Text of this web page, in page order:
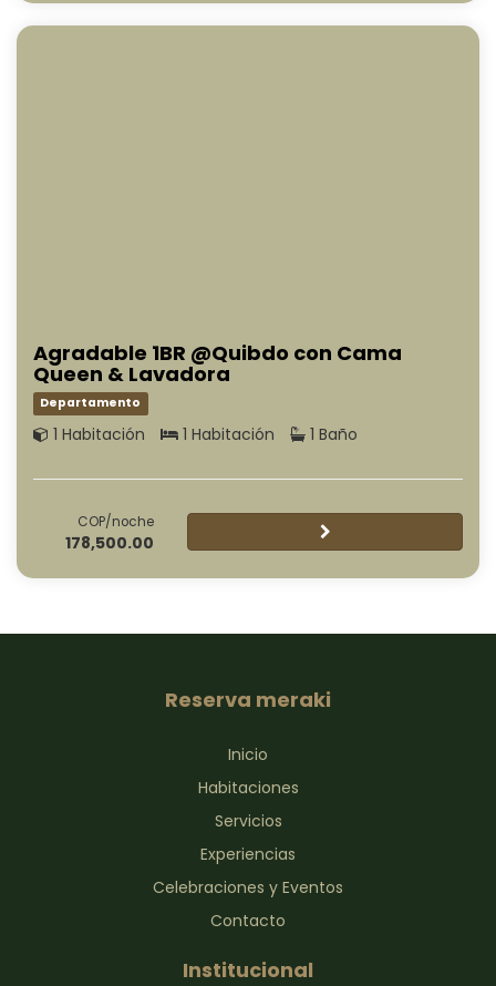
Agradable 1BR @Quibdo con Cama
Queen & Lavadora
Departamento
1 Habitación 1 Habitación 1 Baño
COP/noche
178,500.00
Reserva meraki
Inicio
Habitaciones
Servicios
Experiencias
Celebraciones y Eventos
Contacto
Institucional